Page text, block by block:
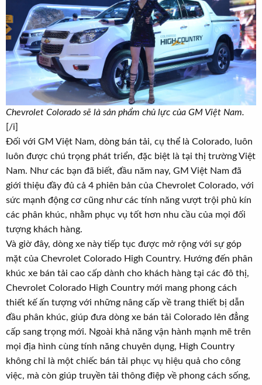
Chevrolet Colorado sẽ là sản phẩm chủ lực của GM Việt Nam.
[/i]
Đối với GM Việt Nam, dòng bán tải, cụ thể là Colorado, luôn
luôn được chú trọng phát triển, đặc biệt là tại thị trường Việt
Nam. Như các bạn đã biết, đầu năm nay, GM Việt Nam đã
giới thiệu đầy đủ cả 4 phiên bản của Chevrolet Colorado, với
sức mạnh động cơ cũng như các tính năng vượt trội phủ kín
các phân khúc, nhằm phục vụ tốt hơn nhu cầu của mọi đối
tượng khách hàng.
Và giờ đây, dòng xe này tiếp tục được mở rộng với sự góp
mặt của Chevrolet Colorado High Country. Hướng đến phân
khúc xe bán tải cao cấp dành cho khách hàng tại các đô thị,
Chevrolet Colorado High Country mới mang phong cách
thiết kế ấn tượng với những nâng cấp về trang thiết bị dẫn
đầu phân khúc, giúp đưa dòng xe bán tải Colorado lên đẳng
cấp sang trọng mới. Ngoài khả năng vận hành mạnh mẽ trên
mọi địa hình cùng tính năng chuyên dụng, High Country
không chỉ là một chiếc bán tải phục vụ hiệu quả cho công
việc, mà còn giúp truyền tải thông điệp về phong cách sống,